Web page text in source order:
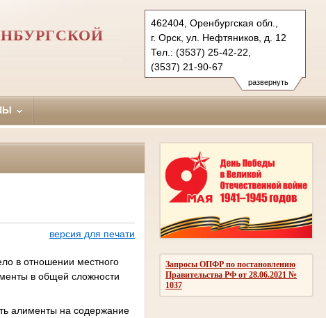
развернуть
462404, Оренбургская обл.,
г. Орск, ул. Нефтяников, д. 12
Тел.: (3537) 25-42-22,
(3537) 21-90-67
oktyabrskyorsk.orb@sudrf.ru
Запросы ОПФР по постановлению
Правительства РФ от 28.06.2021 №
1037
версия для печати
в отношении местного
в общей сложности
алименты на содержание